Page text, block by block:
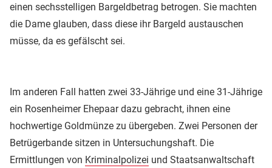
einen sechsstelligen Bargeldbetrag betrogen. Sie machten
die Dame glauben, dass diese ihr Bargeld austauschen
müsse, da es gefälscht sei.
Im anderen Fall hatten zwei 33-Jährige und eine 31-Jährige
ein Rosenheimer Ehepaar dazu gebracht, ihnen eine
hochwertige Goldmünze zu übergeben. Zwei Personen der
Betrügerbande sitzen in Untersuchungshaft. Die
Ermittlungen von Kriminalpolizei und Staatsanwaltschaft